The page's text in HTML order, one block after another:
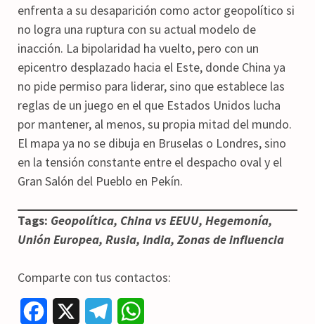
enfrenta a su desaparición como actor geopolítico si
no logra una ruptura con su actual modelo de
inacción. La bipolaridad ha vuelto, pero con un
epicentro desplazado hacia el Este, donde China ya
no pide permiso para liderar, sino que establece las
reglas de un juego en el que Estados Unidos lucha
por mantener, al menos, su propia mitad del mundo.
El mapa ya no se dibuja en Bruselas o Londres, sino
en la tensión constante entre el despacho oval y el
Gran Salón del Pueblo en Pekín.
Tags: Geopolítica, China vs EEUU, Hegemonía,
Unión Europea, Rusia, India, Zonas de influencia
Comparte con tus contactos: